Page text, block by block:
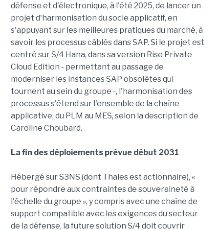
défense et d'électronique, à l'été 2025, de lancer un
projet d'harmonisation du socle applicatif, en
s'appuyant sur les meilleures pratiques du marché, à
savoir les processus câblés dans SAP. Si le projet est
centré sur S/4 Hana, dans sa version Rise Private
Cloud Edition - permettant au passage de
moderniser les instances SAP obsolètes qui
tournent au sein du groupe -, l'harmonisation des
processus s'étend sur l'ensemble de la chaîne
applicative, du PLM au MES, selon la description de
Caroline Choubard.
La fin des déploiements prévue début 2031
Hébergé sur S3NS (dont Thales est actionnaire), «
pour répondre aux contraintes de souveraineté à
l'échelle du groupe », y compris avec une chaîne de
support compatible avec les exigences du secteur
de la défense, la future solution S/4 doit couvrir